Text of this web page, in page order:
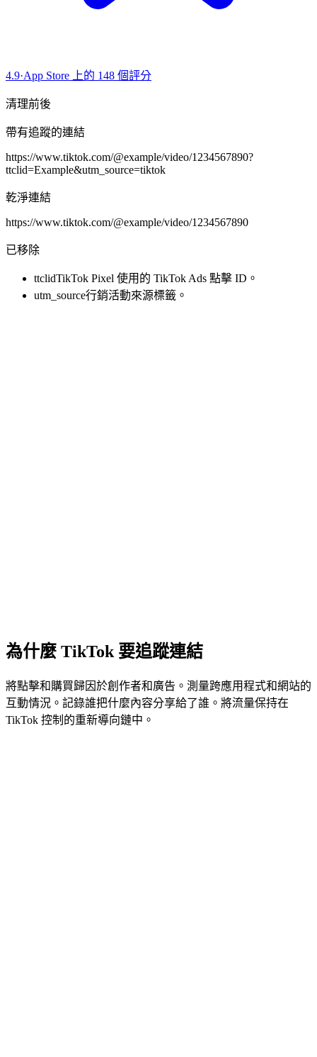
4.9·App Store 上的 148 個評分
清理前後
帶有追蹤的連結
https://www.tiktok.com/@example/video/1234567890?
ttclid=Example&utm_source=tiktok
乾淨連結
https://www.tiktok.com/@example/video/1234567890
已移除
ttclidTikTok Pixel 使用的 TikTok Ads 點擊 ID。
utm_source行銷活動來源標籤。
為什麼 TikTok 要追蹤連結
將點擊和購買歸因於創作者和廣告。測量跨應用程式和網站的
互動情況。記錄誰把什麼內容分享給了誰。將流量保持在
TikTok 控制的重新導向鏈中。